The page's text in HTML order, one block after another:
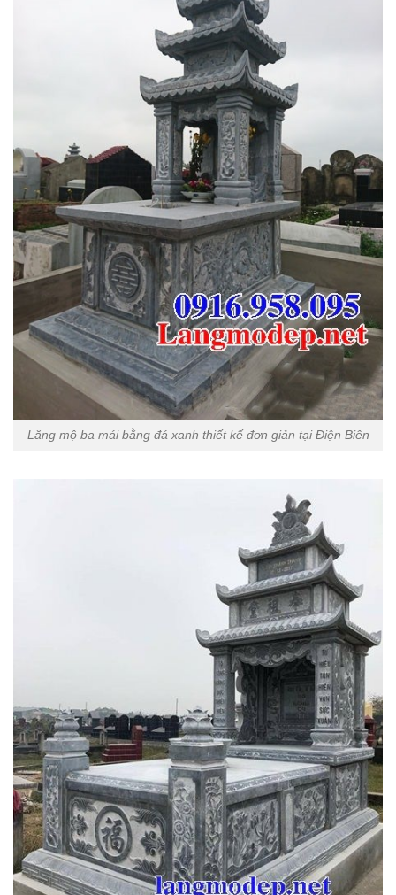
Lăng mộ ba mái bằng đá xanh thiết kế đơn giản tại Điện Biên